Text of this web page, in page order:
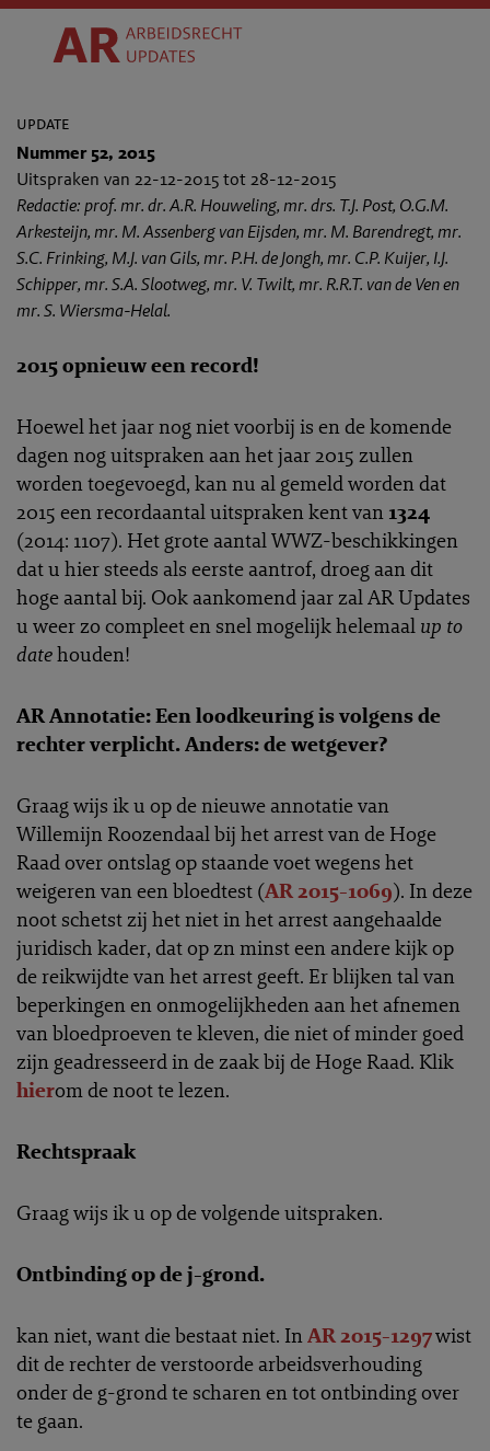
update
Nummer 52, 2015
Uitspraken van 22-12-2015 tot 28-12-2015
Redactie: prof. mr. dr. A.R. Houweling, mr. drs. T.J. Post, O.G.M.
Arkesteijn, mr. M. Assenberg van Eijsden, mr. M. Barendregt, mr.
S.C. Frinking, M.J. van Gils, mr. P.H. de Jongh, mr. C.P. Kuijer, I.J.
Schipper, mr. S.A. Slootweg, mr. V. Twilt, mr. R.R.T. van de Ven en
mr. S. Wiersma-Helal.
2015 opnieuw een record!
Hoewel het jaar nog niet voorbij is en de komende
dagen nog uitspraken aan het jaar 2015 zullen
worden toegevoegd, kan nu al gemeld worden dat
2015 een recordaantal uitspraken kent van 1324
(2014: 1107). Het grote aantal WWZ-beschikkingen
dat u hier steeds als eerste aantrof, droeg aan dit
hoge aantal bij. Ook aankomend jaar zal AR Updates
u weer zo compleet en snel mogelijk helemaal up to
datehouden!
AR Annotatie: Een loodkeuring is volgens de
rechter verplicht. Anders: de wetgever?
Graag wijs ik u op de nieuwe annotatie van
Willemijn Roozendaal bij het arrest van de Hoge
Raad over ontslag op staande voet wegens het
weigeren van een bloedtest (AR 2015-1069). In deze
noot schetst zij het niet in het arrest aangehaalde
juridisch kader, dat op zn minst een andere kijk op
de reikwijdte van het arrest geeft. Er blijken tal van
beperkingen en onmogelijkheden aan het afnemen
van bloedproeven te kleven, die niet of minder goed
zijn geadresseerd in de zaak bij de Hoge Raad. Klik
hierom de noot te lezen.
Rechtspraak
Graag wijs ik u op de volgende uitspraken.
Ontbinding op de j-grond.
kan niet, want die bestaat niet. InAR 2015-1297wist
dit de rechter de verstoorde arbeidsverhouding
onder de g-grond te scharen en tot ontbinding over
te gaan.